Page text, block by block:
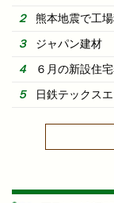
熊本地震で工
ジャパン建材
６月の新設住
日鉄テックス